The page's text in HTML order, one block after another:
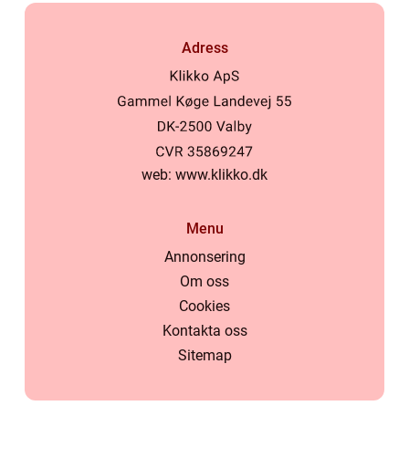
Adress
web: www.klikko.dk
Menu
Annonsering
Om oss
Cookies
Kontakta oss
Sitemap